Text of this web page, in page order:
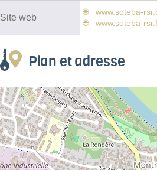
Site web
www.soteba-
www.soteba-
Plan et adresse